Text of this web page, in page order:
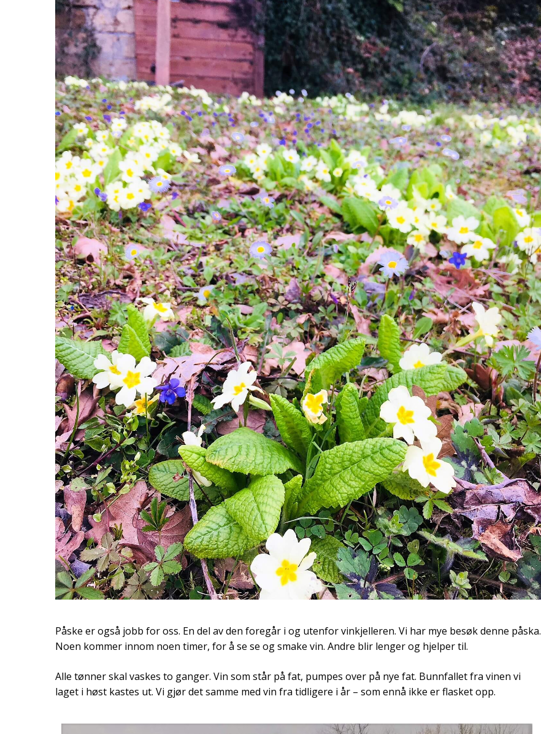
Påske er også jobb for oss. En del av den foregår i og utenfor vinkjelleren. Vi har mye besøk denne påska.
Noen kommer innom noen timer, for å se se og smake vin. Andre blir lenger og hjelper til.
Alle tønner skal vaskes to ganger. Vin som står på fat, pumpes over på nye fat. Bunnfallet fra vinen vi
laget i høst kastes ut. Vi gjør det samme med vin fra tidligere i år – som ennå ikke er flasket opp.